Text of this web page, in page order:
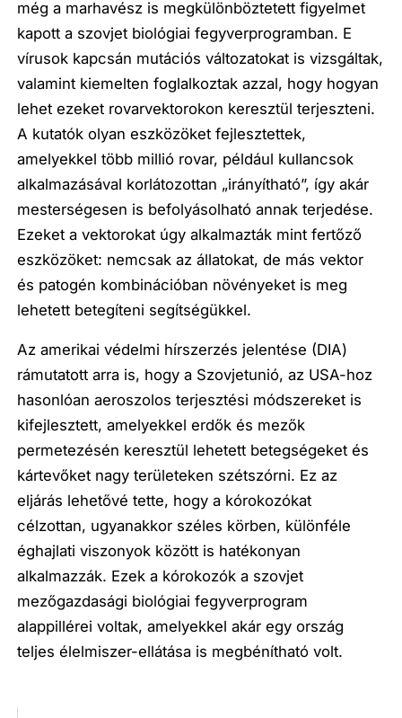
még a marhavész is megkülönböztetett figyelmet
kapott a szovjet biológiai fegyverprogramban. E
vírusok kapcsán mutációs változatokat is vizsgáltak,
valamint kiemelten foglalkoztak azzal, hogy hogyan
lehet ezeket rovarvektorokon keresztül terjeszteni.
A kutatók olyan eszközöket fejlesztettek,
amelyekkel több millió rovar, például kullancsok
alkalmazásával korlátozottan „irányítható”, így akár
mesterségesen is befolyásolható annak terjedése.
Ezeket a vektorokat úgy alkalmazták mint fertőző
eszközöket: nemcsak az állatokat, de más vektor
és patogén kombinációban növényeket is meg
lehetett betegíteni segítségükkel.
Az amerikai védelmi hírszerzés jelentése (DIA)
rámutatott arra is, hogy a Szovjetunió, az USA-hoz
hasonlóan aeroszolos terjesztési módszereket is
kifejlesztett, amelyekkel erdők és mezők
permetezésén keresztül lehetett betegségeket és
kártevőket nagy területeken szétszórni. Ez az
eljárás lehetővé tette, hogy a kórokozókat
célzottan, ugyanakkor széles körben, különféle
éghajlati viszonyok között is hatékonyan
alkalmazzák. Ezek a kórokozók a szovjet
mezőgazdasági biológiai fegyverprogram
alappillérei voltak, amelyekkel akár egy ország
teljes élelmiszer-ellátása is megbénítható volt.